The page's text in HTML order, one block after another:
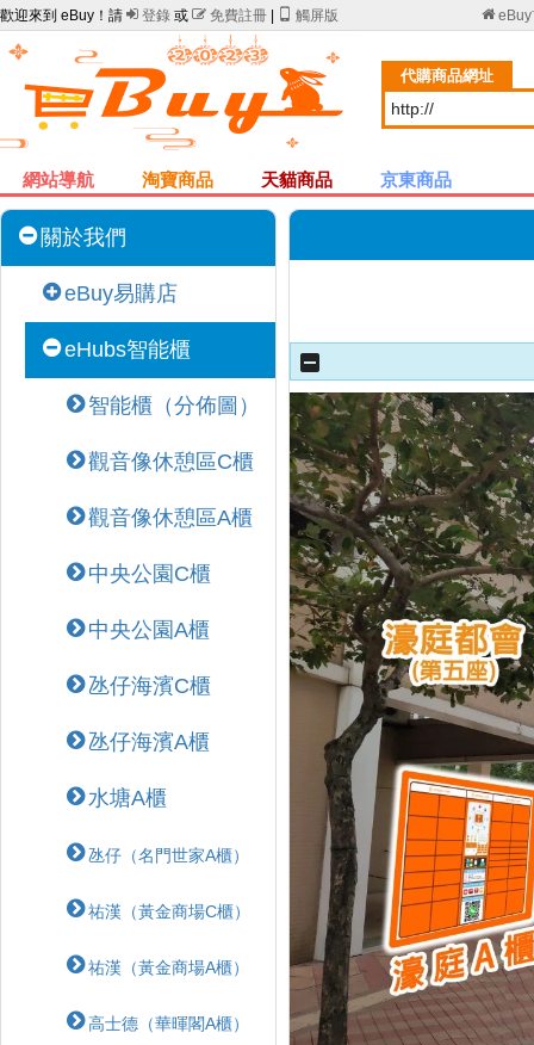
歡迎來到 eBuy！請  登錄 或  免費註冊 觸屏版 eBuy
代購商品網址
網站導航 淘寶商品 天貓商品 京東商品
關於我們
eBuy易購店
eHubs智能櫃
智能櫃（分佈圖）
觀音像休憩區C櫃
觀音像休憩區A櫃
中央公園C櫃
中央公園A櫃
氹仔海濱C櫃
氹仔海濱A櫃
水塘A櫃
氹仔（名門世家A櫃）
祐漢（黃金商場C櫃）
祐漢（黃金商場A櫃）
高士德（華暉閣A櫃）